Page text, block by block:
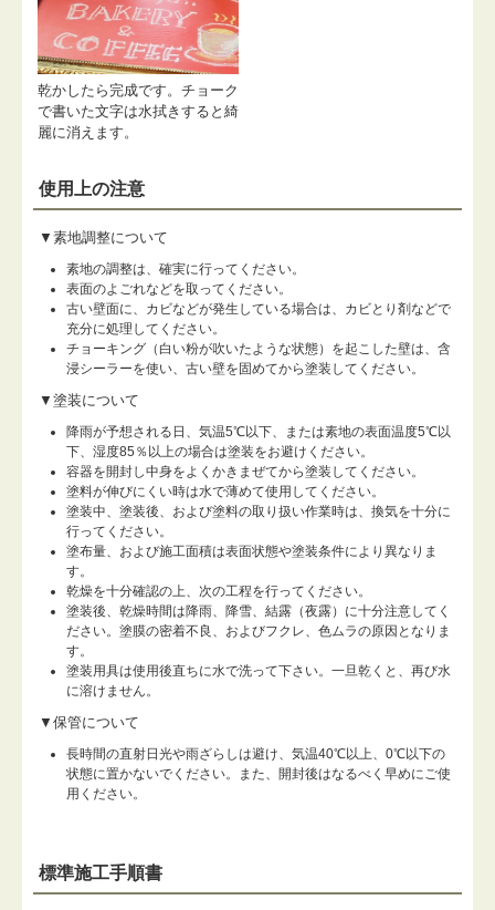
乾かしたら完成です。チョーク
で書いた文字は水拭きすると綺
麗に消えます。
使用上の注意
▼素地調整について
素地の調整は、確実に行ってください。
表面のよごれなどを取ってください。
古い壁面に、カビなどが発生している場合は、カビとり剤などで
充分に処理してください。
チョーキング（白い粉が吹いたような状態）を起こした壁は、含
浸シーラーを使い、古い壁を固めてから塗装してください。
▼塗装について
降雨が予想される日、気温5℃以下、または素地の表面温度5℃以
下、湿度85％以上の場合は塗装をお避けください。
容器を開封し中身をよくかきまぜてから塗装してください。
塗料が伸びにくい時は水で薄めて使用してください。
塗装中、塗装後、および塗料の取り扱い作業時は、換気を十分に
行ってください。
塗布量、および施工面積は表面状態や塗装条件により異なりま
す。
乾燥を十分確認の上、次の工程を行ってください。
塗装後、乾燥時間は降雨、降雪、結露（夜露）に十分注意してく
ださい。塗膜の密着不良、およびフクレ、色ムラの原因となりま
す。
塗装用具は使用後直ちに水で洗って下さい。一旦乾くと、再び水
に溶けません。
▼保管について
長時間の直射日光や雨ざらしは避け、気温40℃以上、0℃以下の
状態に置かないでください。また、開封後はなるべく早めにご使
用ください。
標準施工手順書